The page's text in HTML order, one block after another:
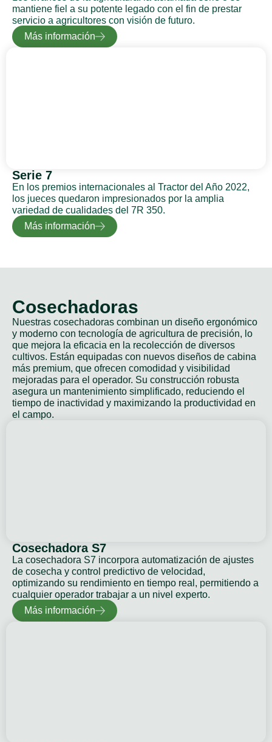
mantiene fiel a su potente legado con el fin de prestar
servicio a agricultores con visión de futuro.
Más información
Serie 7
En los premios internacionales al Tractor del Año 2022,
los jueces quedaron impresionados por la amplia
variedad de cualidades del 7R 350.
Más información
Cosechadoras
Nuestras cosechadoras combinan un diseño ergonómico
y moderno con tecnología de agricultura de precisión, lo
que mejora la eficacia en la recolección de diversos
cultivos. Están equipadas con nuevos diseños de cabina
más premium, que ofrecen comodidad y visibilidad
mejoradas para el operador. Su construcción robusta
asegura un mantenimiento simplificado, reduciendo el
tiempo de inactividad y maximizando la productividad en
el campo.
Cosechadora S7
La cosechadora S7 incorpora automatización de ajustes
de cosecha y control predictivo de velocidad,
optimizando su rendimiento en tiempo real, permitiendo a
cualquier operador trabajar a un nivel experto.
Más información